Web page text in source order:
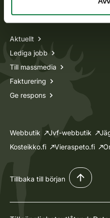
Information om oss
Aktuellt
Lediga jobb
Till massmedia
Fakturering
Ge respons
Webbutik Jvf-webbutik
Kosteikko.fi
Vieraspeto.fi
Tillbaka till början